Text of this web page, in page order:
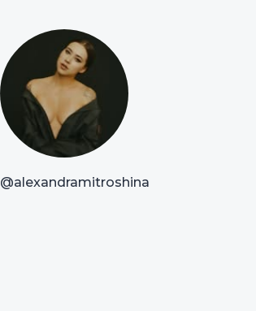
@alexandramitroshina